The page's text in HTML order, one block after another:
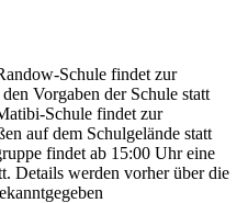
Schule findet zur
Vorgaben der Schule statt
Schule findet zur
auf dem Schulgelände statt
findet ab 15:00 Uhr eine
Details werden vorher über die